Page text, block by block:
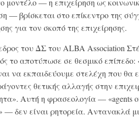
μοντέλο — η επιχείρηση ως
— βρίσκεται στο επίκεντρο της
για τον σκοπό της επιχείρησης.
του ΔΣ του ALBA Association
το αποτύπωσε σε θεσμικό επίπεδο:
να εκπαιδεύουμε στελέχη που θα
θετικής αλλαγής στην
Αυτή η φρασεολογία — «agents
— δεν είναι ρητορεία. Αντανακλά